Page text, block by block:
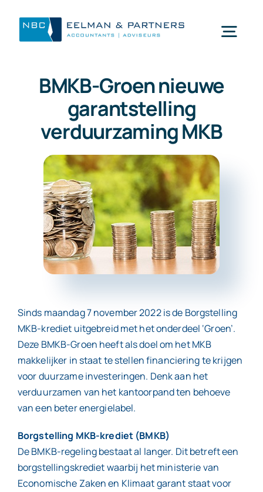
inhoud
Wat doen wij
Wie zijn wij
Mijn NBC Eelman & Partners
Nieuws
Werken bij
BMKB-Groen nieuwe
garantstelling
verduurzaming MKB
Sinds maandag 7 november 2022 is de Borgstelling
MKB-krediet uitgebreid met het onderdeel ‘Groen’.
Deze BMKB-Groen heeft als doel om het MKB
makkelijker in staat te stellen financiering te krijgen
voor duurzame investeringen. Denk aan het
verduurzamen van het kantoorpand ten behoeve
van een beter energielabel.
Borgstelling MKB-krediet (BMKB)
De BMKB-regeling bestaat al langer. Dit betreft een
borgstellingskrediet waarbij het ministerie van
Economische Zaken en Klimaat garant staat voor